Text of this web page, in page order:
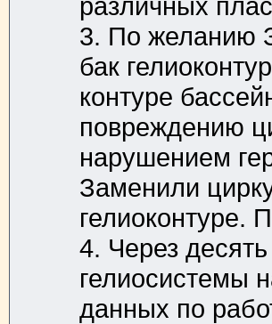
3. По желанию
бак
контуре
повреждению
нарушением
Заменили
гелиоконтуре.
4. Через
гелиосистемы
данных по